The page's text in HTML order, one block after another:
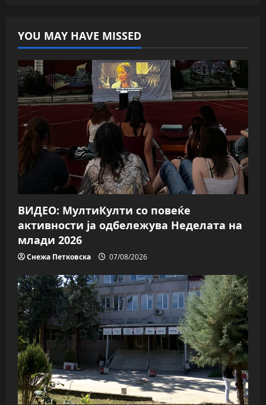
YOU MAY HAVE MISSED
ВИДЕО: МултиКулти со повеќе
активности ја одбележува Неделата на
млади 2026
Снежа Петковска 07/08/2026